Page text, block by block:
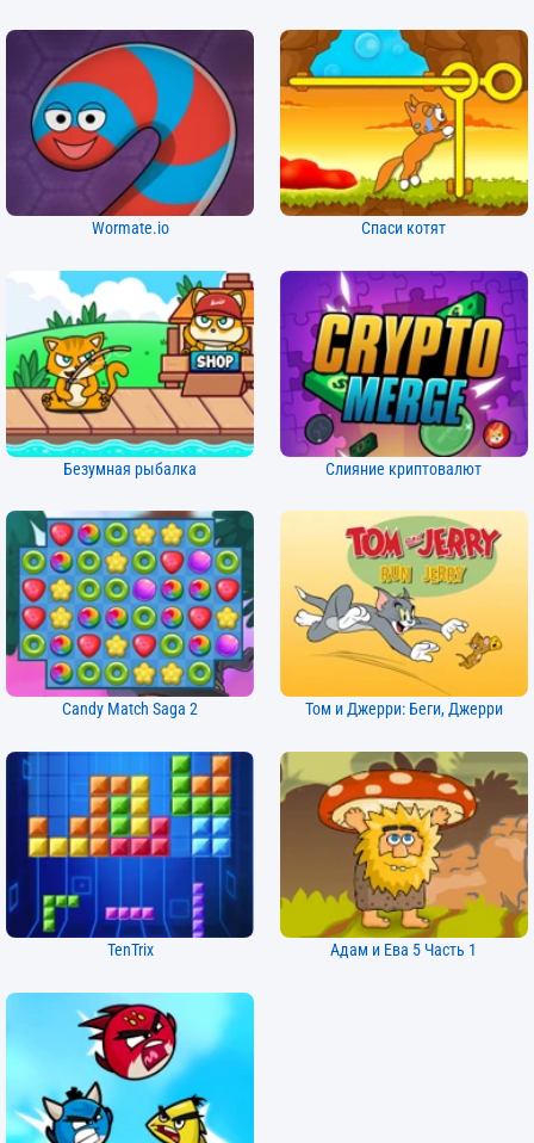
Wormate.io Спаси котят
Безумная рыбалка Слияние криптовалют
Candy Match Saga 2 Том и Джерри: Беги, Джерри
TenTrix Адам и Ева 5 Часть 1